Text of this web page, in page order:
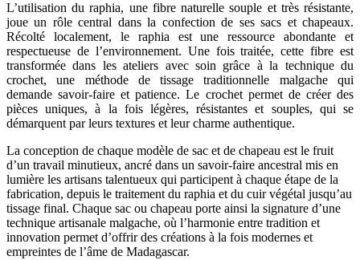
L’utilisation du raphia, une fibre naturelle souple et très résistante,
joue un rôle central dans la confection de ses sacs et chapeaux.
Récolté localement, le raphia est une ressource abondante et
respectueuse de l’environnement. Une fois traitée, cette fibre est
transformée dans les ateliers avec soin grâce à la technique du
crochet, une méthode de tissage traditionnelle malgache qui
demande savoir-faire et patience. Le crochet permet de créer des
pièces uniques, à la fois légères, résistantes et souples, qui se
démarquent par leurs textures et leur charme authentique.
La conception de chaque modèle de sac et de chapeau est le fruit
d’un travail minutieux, ancré dans un savoir-faire ancestral mis en
lumière les artisans talentueux qui participent à chaque étape de la
fabrication, depuis le traitement du raphia et du cuir végétal jusqu’au
tissage final. Chaque sac ou chapeau porte ainsi la signature d’une
technique artisanale malgache, où l’harmonie entre tradition et
innovation permet d’offrir des créations à la fois modernes et
empreintes de l’âme de Madagascar.